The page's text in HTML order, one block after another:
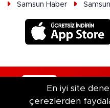
Samsun Haber
En iyi site
çerezlerden